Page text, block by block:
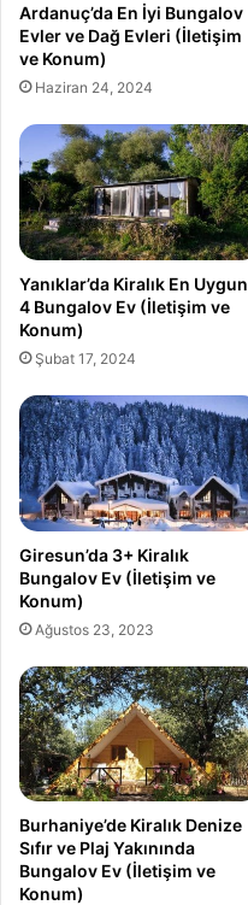
Ardanuç’da En İyi Bungalov
Evler ve Dağ Evleri (İletişim
ve Konum)
Haziran 24, 2024
Yanıklar’da Kiralık En Uygun
4 Bungalov Ev (İletişim ve
Konum)
Şubat 17, 2024
Giresun’da 3+ Kiralık
Bungalov Ev (İletişim ve
Konum)
Ağustos 23, 2023
Burhaniye’de Kiralık Denize
Sıfır ve Plaj Yakınında
Bungalov Ev (İletişim ve
Konum)